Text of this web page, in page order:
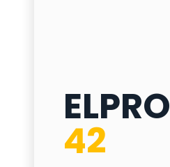
ELPRO
42
ELPRO 42